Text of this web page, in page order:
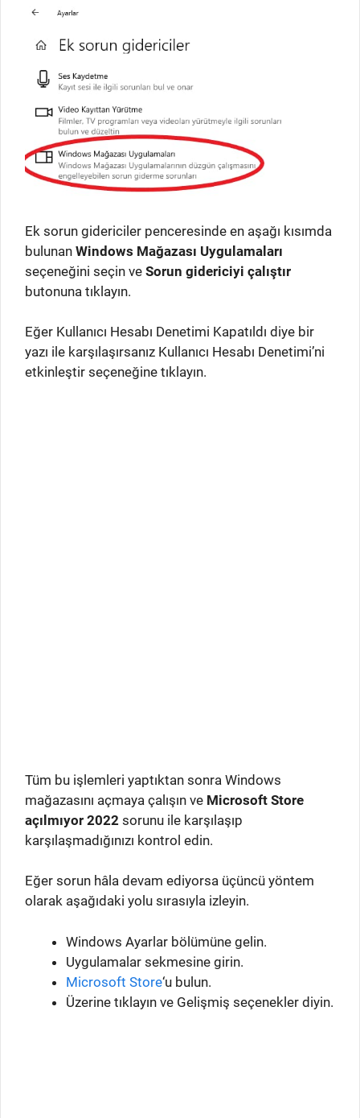
Ek sorun gidericiler penceresinde en aşağı kısımda
bulunan Windows Mağazası Uygulamaları
seçeneğini seçin ve Sorun gidericiyi çalıştır
butonuna tıklayın.
Eğer Kullanıcı Hesabı Denetimi Kapatıldı diye bir
yazı ile karşılaşırsanız Kullanıcı Hesabı Denetimi’ni
etkinleştir seçeneğine tıklayın.
Tüm bu işlemleri yaptıktan sonra Windows
mağazasını açmaya çalışın ve Microsoft Store
açılmıyor 2022 sorunu ile karşılaşıp
karşılaşmadığınızı kontrol edin.
Eğer sorun hâla devam ediyorsa üçüncü yöntem
olarak aşağıdaki yolu sırasıyla izleyin.
Windows Ayarlar bölümüne gelin.
Uygulamalar sekmesine girin.
Microsoft Store‘u bulun.
Üzerine tıklayın ve Gelişmiş seçenekler diyin.